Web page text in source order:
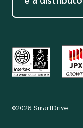
©2026 SmartDrive